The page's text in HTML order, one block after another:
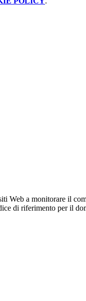
Web a monitorare il
di riferimento per il